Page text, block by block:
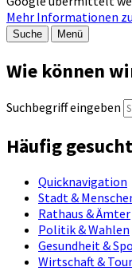
Mehr Informationen
Suche Menü
Wie können
Suchbegriff eingeben
Häufig gesucht
Quicknavigation
Stadt &
Rathaus & Ämter
Politik & Wahlen
Gesundheit &
Wirtschaft &